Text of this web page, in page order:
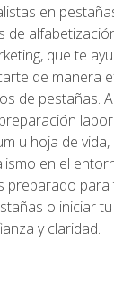
en
de
que te
de manera
de pestañas.
u hoja de
en el
preparado
o iniciar
y claridad.